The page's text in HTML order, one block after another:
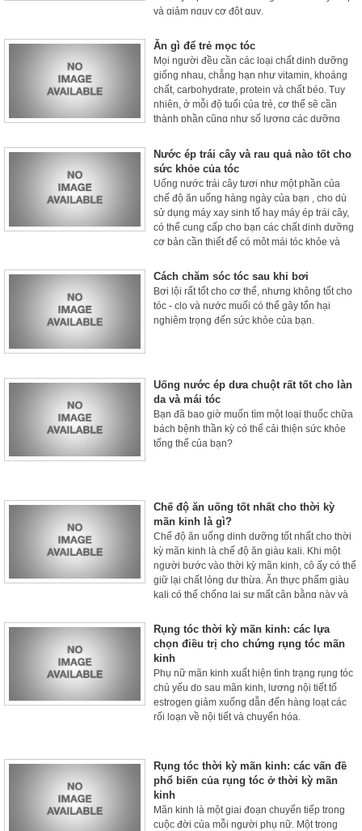
và giảm nguy cơ đột quỵ.
Ăn gì để trẻ mọc tóc
Mọi người đều cần các loại chất dinh dưỡng
giống nhau, chẳng hạn như vitamin, khoáng
chất, carbohydrate, protein và chất béo. Tuy
nhiên, ở mỗi độ tuổi của trẻ, cơ thể sẽ cần
thành phần cũng như số lượng các dưỡng
Nước ép trái cây và rau quả nào tốt cho
sức khỏe của tóc
Uống nước trái cây tươi như một phần của
chế độ ăn uống hàng ngày của bạn , cho dù
sử dụng máy xay sinh tố hay máy ép trái cây,
có thể cung cấp cho bạn các chất dinh dưỡng
cơ bản cần thiết để có một mái tóc khỏe và
Cách chăm sóc tóc sau khi bơi
Bơi lội rất tốt cho cơ thể, nhưng không tốt cho
tóc - clo và nước muối có thể gây tổn hại
nghiêm trọng đến sức khỏe của bạn.
Uống nước ép dưa chuột rất tốt cho làn
da và mái tóc
Bạn đã bao giờ muốn tìm một loại thuốc chữa
bách bệnh thần kỳ có thể cải thiện sức khỏe
tổng thể của bạn?
Chế độ ăn uống tốt nhất cho thời kỳ
mãn kinh là gì?
Chế độ ăn uống dinh dưỡng tốt nhất cho thời
kỳ mãn kinh là chế độ ăn giàu kali. Khi một
người bước vào thời kỳ mãn kinh, cô ấy có thể
giữ lại chất lỏng dư thừa. Ăn thực phẩm giàu
kali có thể chống lại sự mất cân bằng này và
Rụng tóc thời kỳ mãn kinh: các lựa
chọn điều trị cho chứng rụng tóc mãn
kinh
Phụ nữ mãn kinh xuất hiện tình trạng rụng tóc
chủ yếu do sau mãn kinh, lương nội tiết tố
estrogen giảm xuống dẫn đến hàng loạt các
rối loạn về nội tiết và chuyển hóa.
Rụng tóc thời kỳ mãn kinh: các vấn đề
phổ biến của rụng tóc ở thời kỳ mãn
kinh
Mãn kinh là một giai đoạn chuyển tiếp trong
cuộc đời của mỗi người phụ nữ. Một trong